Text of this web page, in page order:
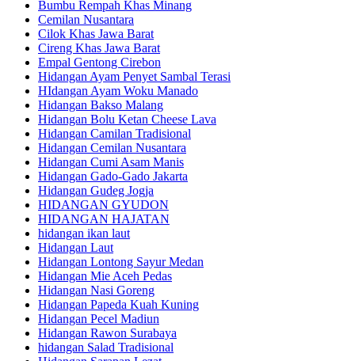
Bumbu Rempah Khas Minang
Cemilan Nusantara
Cilok Khas Jawa Barat
Cireng Khas Jawa Barat
Empal Gentong Cirebon
Hidangan Ayam Penyet Sambal Terasi
HIdangan Ayam Woku Manado
Hidangan Bakso Malang
Hidangan Bolu Ketan Cheese Lava
Hidangan Camilan Tradisional
Hidangan Cemilan Nusantara
Hidangan Cumi Asam Manis
Hidangan Gado-Gado Jakarta
Hidangan Gudeg Jogja
HIDANGAN GYUDON
HIDANGAN HAJATAN
hidangan ikan laut
Hidangan Laut
Hidangan Lontong Sayur Medan
Hidangan Mie Aceh Pedas
Hidangan Nasi Goreng
Hidangan Papeda Kuah Kuning
Hidangan Pecel Madiun
Hidangan Rawon Surabaya
hidangan Salad Tradisional